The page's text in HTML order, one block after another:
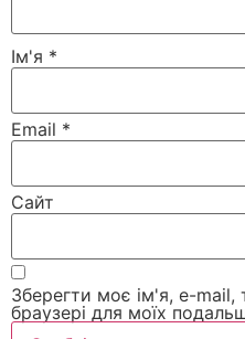
Ім'я *
Email *
Сайт
Зберегти моє ім'я, e-
браузері для моїх